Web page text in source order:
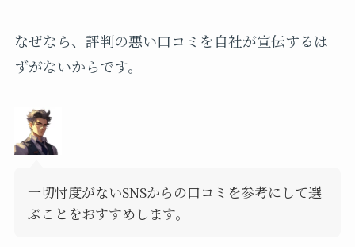
なぜなら、評判の悪い口コミを自社が宣伝するは
ずがないからです。
一切忖度がないSNSからの口コミを参考にして選
ぶことをおすすめします。